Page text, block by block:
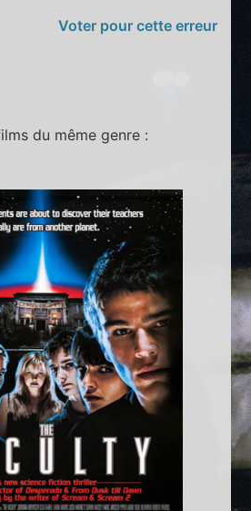
Voter pour cette erreur
du même genre :